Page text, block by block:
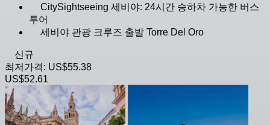
CitySightseeing 세비야: 24시간 승하차 가능한 버스
투어
세비야 관광 크루즈 출발 Torre Del Oro
신규
최저가격: US$55.38
US$52.61